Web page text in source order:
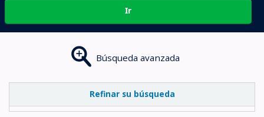
Ir
Búsqueda avanzada
Refinar su búsqueda